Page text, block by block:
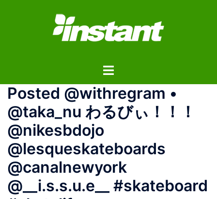
ス
ト
ル
メ
ニ
ュ
Posted @withregram •
@taka_nu わるびぃ！！！
@nikesbdojo
@lesqueskateboards
@canalnewyork
@__i.s.s.u.e__ #skateboard